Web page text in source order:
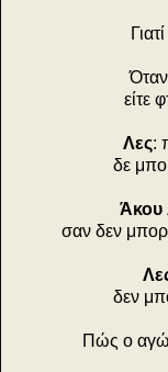
είτε
Λες:
δε
Άκου
σαν δεν
δεν
Πώς ο